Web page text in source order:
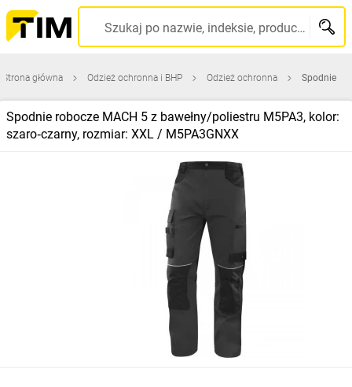
Szukaj po nazwie, indeksie, producencie, kodzie kreskowym...
Strona główna Odzież ochronna i BHP Odzież ochronna Spodnie
Spodnie robocze MACH 5 z bawełny/poliestru M5PA3, kolor:
szaro‑czarny, rozmiar: XXL / M5PA3GNXX